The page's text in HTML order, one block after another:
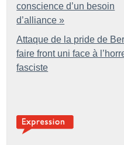
conscience d’un besoin
d’alliance »
Attaque de la pride de
faire front uni face à
fasciste